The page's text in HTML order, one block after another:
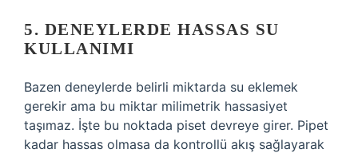
5. DENEYLERDE HASSAS SU
KULLANIMI
Bazen deneylerde belirli miktarda su eklemek
gerekir ama bu miktar milimetrik hassasiyet
taşımaz. İşte bu noktada piset devreye girer. Pipet
kadar hassas olmasa da kontrollü akış sağlayarak